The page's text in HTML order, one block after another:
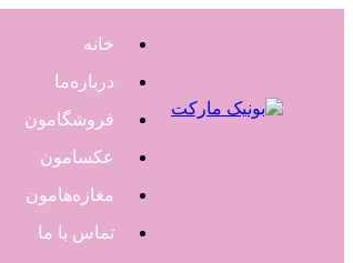
خانه
درباره‌ما
فروشگامون
عکسامون
مغازه‌هامون
تماس با ما